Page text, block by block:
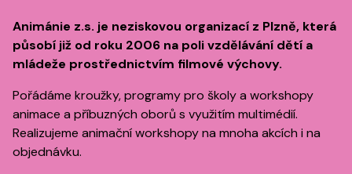
Animánie z.s. je neziskovou organizací z Plzně, která
působí již od roku 2006 na poli vzdělávání dětí a
mládeže prostřednictvím filmové výchovy.
Pořádáme kroužky, programy pro školy a workshopy
animace a příbuzných oborů s využitím multimédií.
Realizujeme animační workshopy na mnoha akcích i na
objednávku.